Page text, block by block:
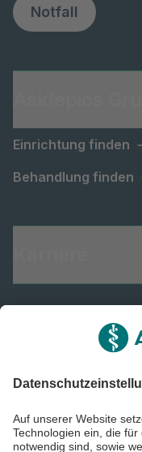
Notfall
Einrichtung finden
Behandlung finden
Informiert